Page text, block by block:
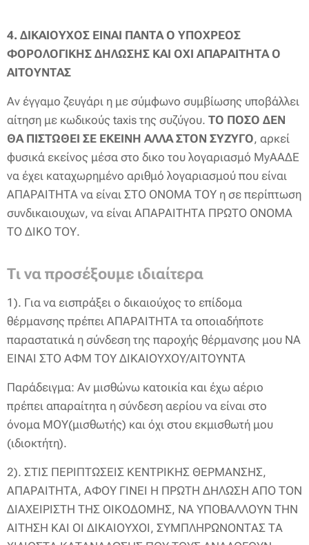
4. ΔΙΚΑΙΟΥΧΟΣ ΕΙΝΑΙ ΠΑΝΤΑ Ο ΥΠΟΧΡΕΟΣ
ΦΟΡΟΛΟΓΙΚΗΣ ΔΗΛΩΣΗΣ ΚΑΙ ΟΧΙ ΑΠΑΡΑΙΤΗΤΑ Ο
ΑΙΤΟΥΝΤΑΣ
Αν έγγαμο ζευγάρι η με σύμφωνο συμβίωσης υποβάλλει
αίτηση με κωδικούς taxis της συζύγου. ΤΟ ΠΟΣΟ ΔΕΝ
ΘΑ ΠΙΣΤΩΘΕΙ ΣΕ ΕΚΕΙΝΗ ΑΛΛΑ ΣΤΟΝ ΣΥΖΥΓΟ, αρκεί
φυσικά εκείνος μέσα στο δικο του λογαριασμό MyΑΑΔΕ
να έχει καταχωρημένο αριθμό λογαριασμού που είναι
ΑΠΑΡΑΙΤΗΤΑ να είναι ΣΤΟ ΟΝΟΜΑ ΤΟΥ η σε περίπτωση
συνδικαιουχων, να είναι ΑΠΑΡΑΙΤΗΤΑ ΠΡΩΤΟ ΟΝΟΜΑ
ΤΟ ΔΙΚΟ ΤΟΥ.
Τι να προσέξουμε ιδιαίτερα
1). Για να εισπράξει ο δικαιούχος το επίδομα
θέρμανσης πρέπει ΑΠΑΡΑΙΤΗΤΑ τα οποιαδήποτε
παραστατικά η σύνδεση της παροχής θέρμανσης μου ΝΑ
ΕΙΝΑΙ ΣΤΟ ΑΦΜ ΤΟΥ ΔΙΚΑΙΟΥΧΟΥ/ΑΙΤΟΥΝΤΑ
Παράδειγμα: Αν μισθώνω κατοικία και έχω αέριο
πρέπει απαραίτητα η σύνδεση αερίου να είναι στο
όνομα ΜΟΥ(μισθωτής) και όχι στου εκμισθωτή μου
(ιδιοκτήτη).
2). ΣΤΙΣ ΠΕΡΙΠΤΩΣΕΙΣ ΚΕΝΤΡΙΚΗΣ ΘΕΡΜΑΝΣΗΣ,
ΑΠΑΡΑΙΤΗΤΑ, ΑΦΟΥ ΓΙΝΕΙ Η ΠΡΩΤΗ ΔΗΛΩΣΗ ΑΠΟ ΤΟΝ
ΔΙΑΧΕΙΡΙΣΤΗ ΤΗΣ ΟΙΚΟΔΟΜΗΣ, ΝΑ ΥΠΟΒΑΛΛΟΥΝ ΤΗΝ
ΑΙΤΗΣΗ ΚΑΙ ΟΙ ΔΙΚΑΙΟΥΧΟΙ, ΣΥΜΠΛΗΡΩΝΟΝΤΑΣ ΤΑ